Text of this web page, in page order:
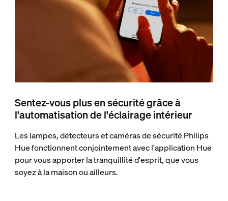
Sentez-vous plus en sécurité grâce à
l'automatisation de l'éclairage intérieur
Les lampes, détecteurs et caméras de sécurité Philips
Hue fonctionnent conjointement avec l'application Hue
pour vous apporter la tranquillité d'esprit, que vous
soyez à la maison ou ailleurs.